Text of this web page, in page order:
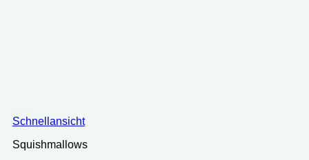
Schnellansicht
Squishmallows